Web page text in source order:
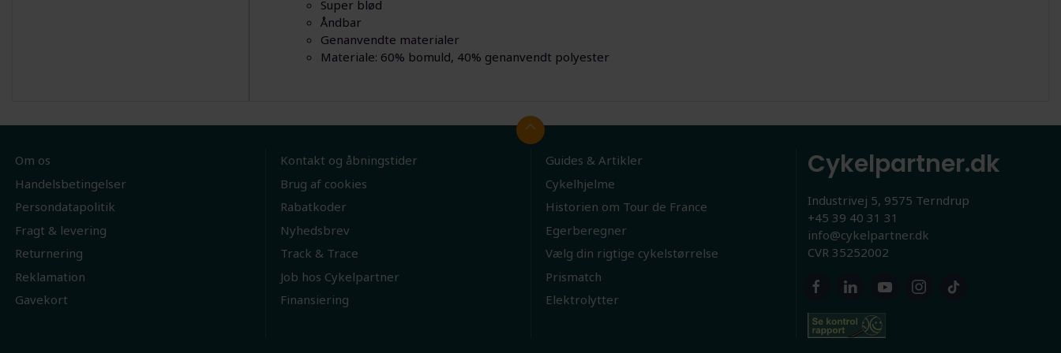
Super blød
Åndbar
Genanvendte materialer
Materiale: 60% bomuld, 40% genanvendt polyester
Om os
Handelsbetingelser
Persondatapolitik
Fragt & levering
Returnering
Reklamation
Gavekort
Kontakt og åbningstider
Brug af cookies
Rabatkoder
Nyhedsbrev
Track & Trace
Job hos Cykelpartner
Finansiering
Guides & Artikler
Cykelhjelme
Historien om Tour de France
Egerberegner
Vælg din rigtige cykelstørrelse
Prismatch
Elektrolytter
Cykelpartner.dk
Industrivej 5, 9575 Terndrup
+45 39 40 31 31
info@cykelpartner.dk
CVR 35252002